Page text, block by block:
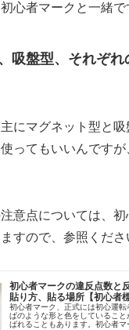
心者マークと一緒で
吸盤型、それぞれ
にマグネット型と
ってもいいんです
意点については、
すので、参照くださ
初心者マークの違反点数と
貼り方、貼る場所【初心者
初心者マーク、正式には初心運
ぱのような形と色をしているこ
ばれることもあります。初心者マ